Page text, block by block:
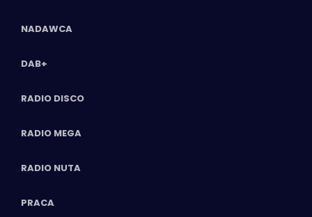
NADAWCA
DAB+
RADIO DISCO
RADIO MEGA
RADIO NUTA
PRACA